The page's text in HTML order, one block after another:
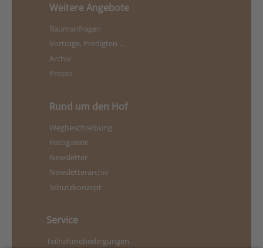
Nachname
Postleitzahl
Telefonnummer
Weitere Angebote
Raumanfragen
Vorträge, Predigten ...
Archiv
Presse
Rund um den Hof
Wegbeschreibung
Fotogalerie
Newsletter
Newsletterarchiv
Schutzkonzept
Service
Teilnahmebedingungen